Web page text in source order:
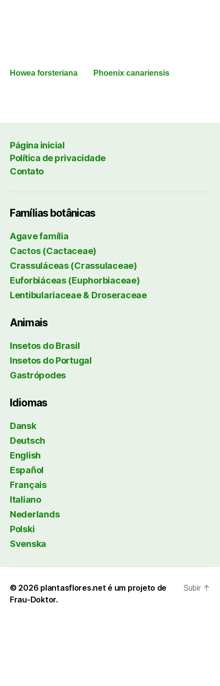
Howea forsteriana Phoenix canariensis
Página inicial
Política de privacidade
Contato
Famílias botânicas
Agave família
Cactos (Cactaceae)
Crassuláceas (Crassulaceae)
Euforbiáceas (Euphorbiaceae)
Lentibulariaceae & Droseraceae
Animais
Insetos do Brasil
Insetos do Portugal
Gastrópodes
Idiomas
Dansk
Deutsch
English
Español
Français
Italiano
Nederlands
Polski
Svenska
© 2026 plantasflores.net é um projeto de
Frau-Doktor.
Subir ↑